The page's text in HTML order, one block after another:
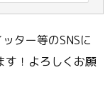
ター等のSNSに
す！よろしくお願